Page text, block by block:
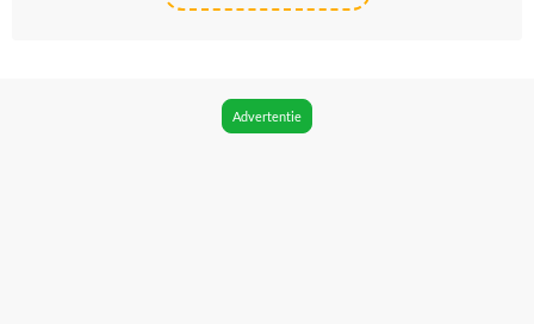
Advertentie